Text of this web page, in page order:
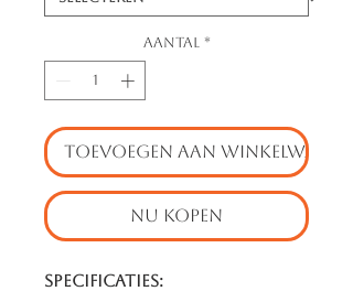
Aantal *
TOEVOEGEN AAN WINKELWAGEN
NU KOPEN
Specificaties: